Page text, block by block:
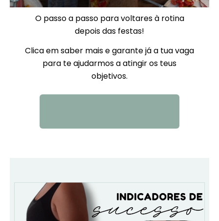
O passo a passo para voltares à rotina
depois das festas!
Clica em saber mais e garante já a tua vaga
para te ajudarmos a atingir os teus
objetivos.